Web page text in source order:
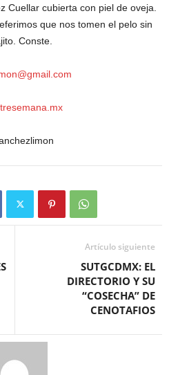
Cuellar cubierta con piel de oveja.
que nos tomen el pelo sin
Conste.
Artículo siguiente
SUTGCDMX: EL
DIRECTORIO Y SU
“COSECHA” DE
CENOTAFIOS